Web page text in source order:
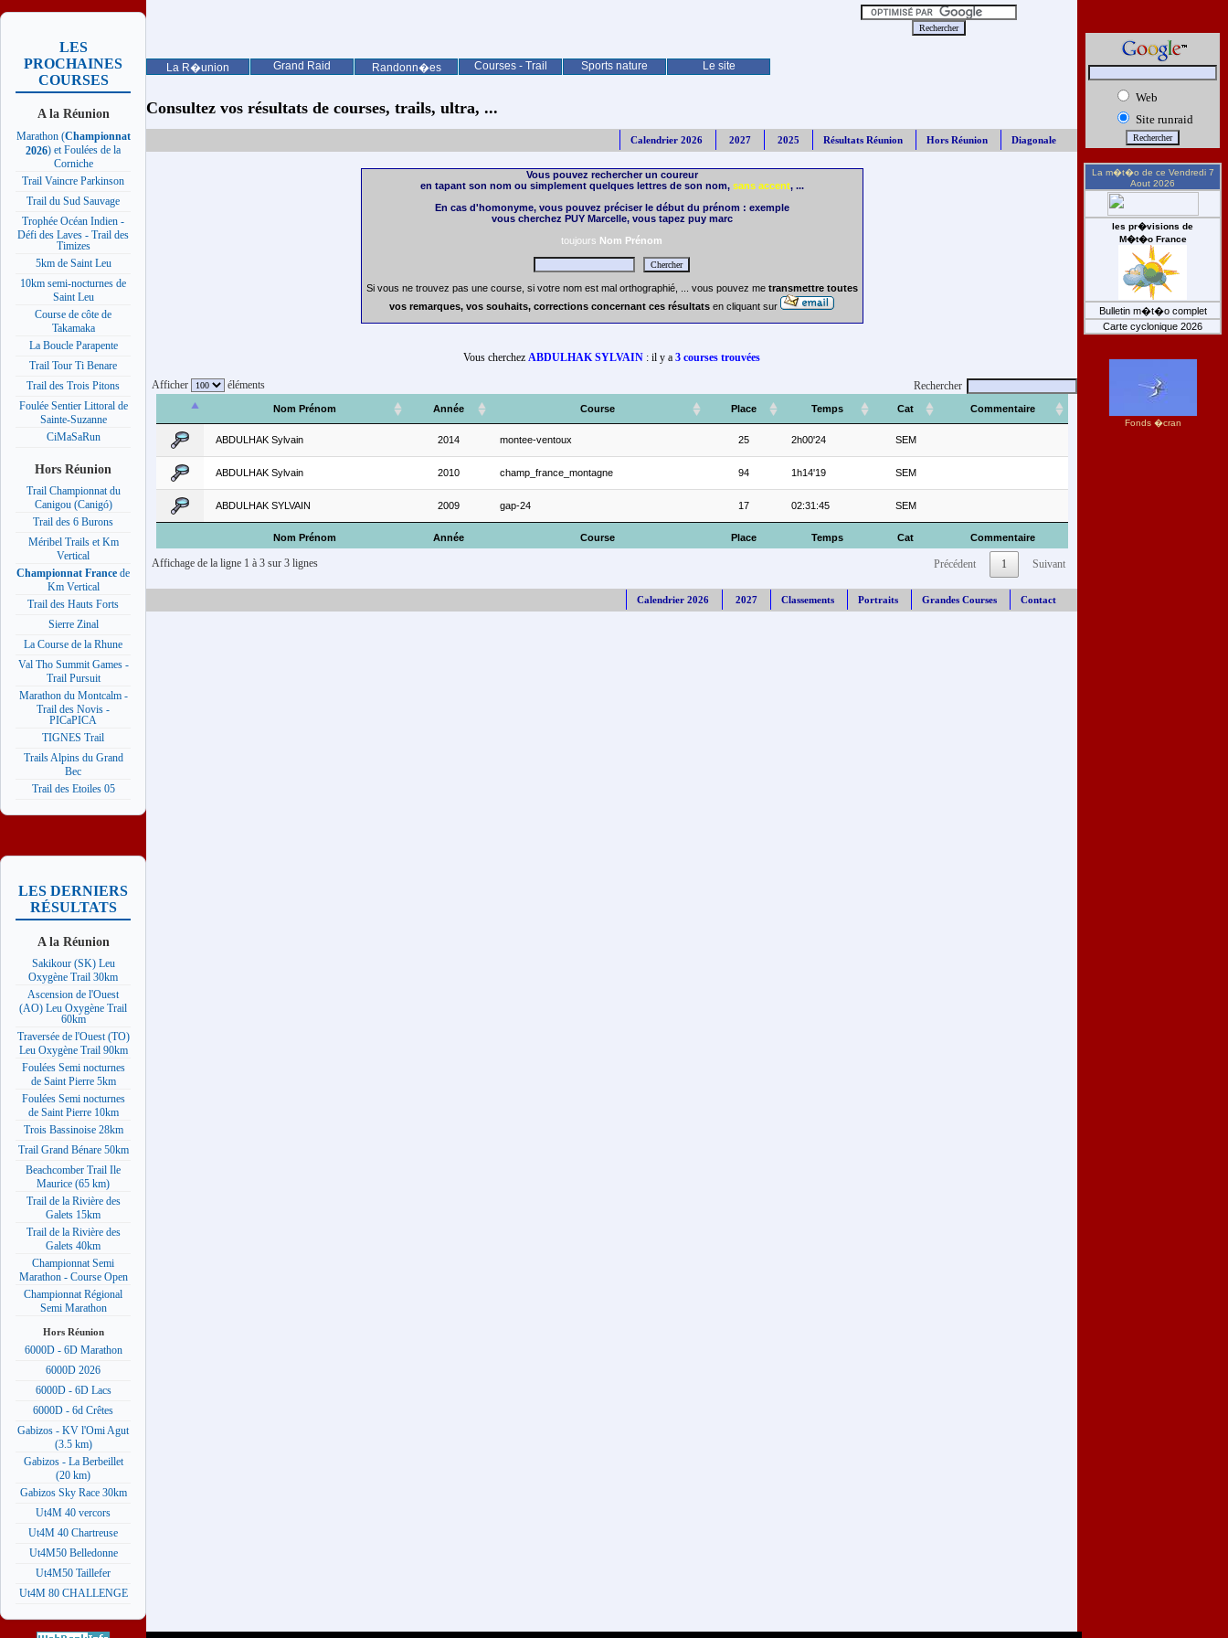
La R�union Grand Raid Randonn�es Courses - Trail Sports nature Le site
LES
PROCHAINES
COURSES
A la Réunion
Marathon (Championnat
2026) et Foulées de la
Corniche
Trail Vaincre Parkinson
Trail du Sud Sauvage
Trophée Océan Indien -
Défi des Laves - Trail des
Timizes
5km de Saint Leu
10km semi-nocturnes de
Saint Leu
Course de côte de
Takamaka
La Boucle Parapente
Trail Tour Ti Benare
Trail des Trois Pitons
Foulée Sentier Littoral de
Sainte-Suzanne
CiMaSaRun
Hors Réunion
Trail Championnat du
Canigou (Canigó)
Trail des 6 Burons
Méribel Trails et Km
Vertical
Championnat France de
Km Vertical
Trail des Hauts Forts
Sierre Zinal
La Course de la Rhune
Val Tho Summit Games -
Trail Pursuit
Marathon du Montcalm -
Trail des Novis -
PICaPICA
TIGNES Trail
Trails Alpins du Grand
Bec
Trail des Etoiles 05
LES DERNIERS
RÉSULTATS
A la Réunion
Sakikour (SK) Leu
Oxygène Trail 30km
Ascension de l'Ouest
(AO) Leu Oxygène Trail
60km
Traversée de l'Ouest (TO)
Leu Oxygène Trail 90km
Foulées Semi nocturnes
de Saint Pierre 5km
Foulées Semi nocturnes
de Saint Pierre 10km
Trois Bassinoise 28km
Trail Grand Bénare 50km
Beachcomber Trail Ile
Maurice (65 km)
Trail de la Rivière des
Galets 15km
Trail de la Rivière des
Galets 40km
Championnat Semi
Marathon - Course Open
Championnat Régional
Semi Marathon
Hors Réunion
6000D - 6D Marathon
6000D 2026
6000D - 6D Lacs
6000D - 6d Crêtes
Gabizos - KV l'Omi Agut
(3.5 km)
Gabizos - La Berbeillet
(20 km)
Gabizos Sky Race 30km
Ut4M 40 vercors
Ut4M 40 Chartreuse
Ut4M50 Belledonne
Ut4M50 Taillefer
Ut4M 80 CHALLENGE
Consultez vos résultats de courses, trails, ultra, ...
Calendrier 2026 2027 2025 Résultats Réunion Hors Réunion Diagonale
Vous pouvez rechercher un coureur
en tapant son nom ou simplement quelques lettres de son nom, sans accent, ...
En cas d'homonyme, vous pouvez préciser le début du prénom : exemple
vous cherchez PUY Marcelle, vous tapez puy marc
toujours Nom Prénom
Si vous ne trouvez pas une course, si votre nom est mal orthographié, ... vous pouvez me transmettre toutes
vos remarques, vos souhaits, corrections concernant ces résultats en cliquant sur
Vous cherchez ABDULHAK SYLVAIN : il y a 3 courses trouvées
Afficher éléments Rechercher
Nom Prénom Année Course Place Temps Cat Commentaire
Nom Prénom Année Course Place Temps Cat Commentaire
ABDULHAK Sylvain 2014 montee-ventoux 25 2h00'24 SEM
ABDULHAK Sylvain 2010 champ_france_montagne 94 1h14'19 SEM
ABDULHAK SYLVAIN 2009 gap-24 17 02:31:45 SEM
Affichage de la ligne 1 à 3 sur 3 lignes Précédent 1 Suivant
Calendrier 2026 2027 Classements Portraits Grandes Courses Contact
Web
Site runraid
La m�t�o de ce Vendredi 7
Aout 2026
les pr�visions de
M�t�o France
Bulletin m�t�o complet
Carte cyclonique 2026
Fonds �cran